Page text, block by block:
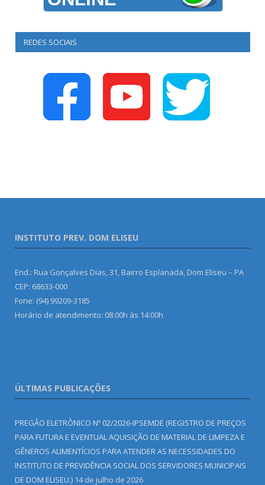
REDES SOCIAIS
INSTITUTO PREV. DOM ELISEU
End.: Rua Gonçalves Dias, 31, Bairro Esplanada, Dom Eliseu – PA
CEP: 68633-000
Fone: (94) 99209-3185
Horário de atendimento: 08:00h às 14:00h
ÚLTIMAS PUBLICAÇÕES
PREGÃO ELETRÔNICO Nº 02/2026-IPSEMDE (REGISTRO DE PREÇOS
PARA FUTURA E EVENTUAL AQUISIÇÃO DE MATERIAL DE LIMPEZA E
GÊNEROS ALIMENTÍCIOS PARA ATENDER AS NECESSIDADES DO
INSTITUTO DE PREVIDÊNCIA SOCIAL DOS SERVIDORES MUNICIPAIS
DE DOM ELISEU.) 14 de julho de 2026